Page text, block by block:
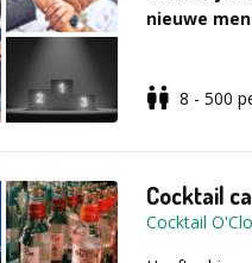
nieuwe
vragen. Aan
mening en
jou altijd de
die altijd
Wie
Wie zou de
8 - 500
Cocktail
Cocktail